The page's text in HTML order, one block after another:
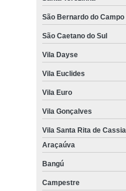
São Bernardo do Campo
São Caetano do Sul
Vila Dayse
Vila Euclides
Vila Euro
Vila Gonçalves
Vila Santa Rita de Cassia
Araçaúva
Bangú
Campestre